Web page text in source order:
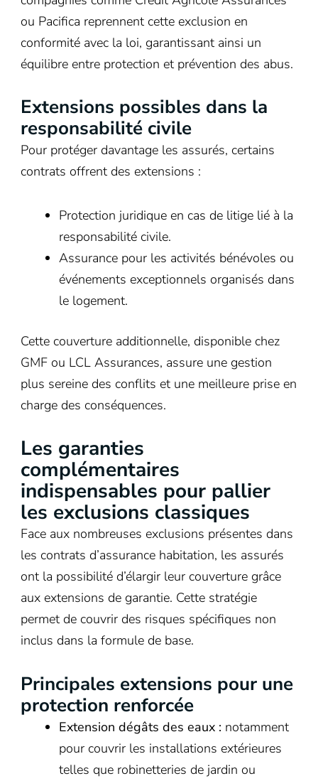
ou Pacifica reprennent cette exclusion en
conformité avec la loi, garantissant ainsi un
équilibre entre protection et prévention des abus.
Extensions possibles dans la
responsabilité civile
Pour protéger davantage les assurés, certains
contrats offrent des extensions :
Protection juridique en cas de litige lié à la
responsabilité civile.
Assurance pour les activités bénévoles ou
événements exceptionnels organisés dans
le logement.
Cette couverture additionnelle, disponible chez
GMF ou LCL Assurances, assure une gestion
plus sereine des conflits et une meilleure prise en
charge des conséquences.
Les garanties
complémentaires
indispensables pour pallier
les exclusions classiques
Face aux nombreuses exclusions présentes dans
les contrats d’assurance habitation, les assurés
ont la possibilité d’élargir leur couverture grâce
aux extensions de garantie. Cette stratégie
permet de couvrir des risques spécifiques non
inclus dans la formule de base.
Principales extensions pour une
protection renforcée
Extension dégâts des eaux : notamment
pour couvrir les installations extérieures
telles que robinetteries de jardin ou